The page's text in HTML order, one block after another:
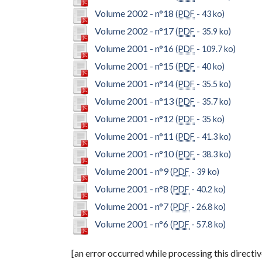
Volume 2002 - n°18 (PDF - 43 ko)
Volume 2002 - n°17(PDF - 35.9 ko)
Volume 2001 - n°16(PDF - 109.7 ko)
Volume 2001 - n°15 (PDF - 40 ko)
Volume 2001 - n°14(PDF - 35.5 ko)
Volume 2001 - n°13(PDF - 35.7 ko)
Volume 2001 - n°12 (PDF - 35 ko)
Volume 2001 - n°11 (PDF - 41.3 ko)
Volume 2001 - n°10(PDF - 38.3 ko)
Volume 2001 - n°9(PDF - 39 ko)
Volume 2001 - n°8 (PDF - 40.2 ko)
Volume 2001 - n°7(PDF - 26.8 ko)
Volume 2001 - n°6(PDF - 57.8 ko)
[an error occurred while processing this